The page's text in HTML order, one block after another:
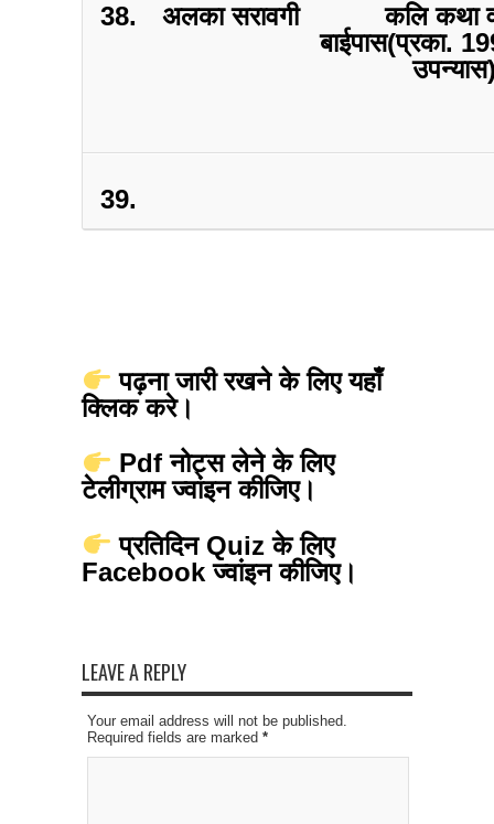
38. अलका सरावगी
कलि कथा
बाईपास(प्रका.
39.
पढ़ना जारी रखने के लिए यहाँ
क्लिक करे।
Pdf नोट्स लेने के लिए
टेलीग्राम ज्वांइन कीजिए।
प्रतिदिन Quiz के लिए
Facebook ज्वांइन कीजिए।
LEAVE A REPLY
Your email address will not be published.
Required fields are marked *